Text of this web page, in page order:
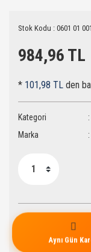
Stok Kodu : 0601 01
984,96 TL
* 101,98 TL den
Kategori
Marka
Aynı Gün